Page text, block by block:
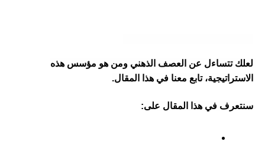
الاستراتيجية، تابع معنا في هذا المقال.
سنتعرف في هذا المقال على: